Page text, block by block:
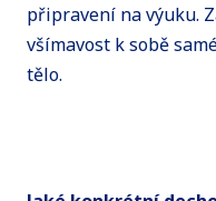
připravení na výuku.
všímavost k sobě
tělo.